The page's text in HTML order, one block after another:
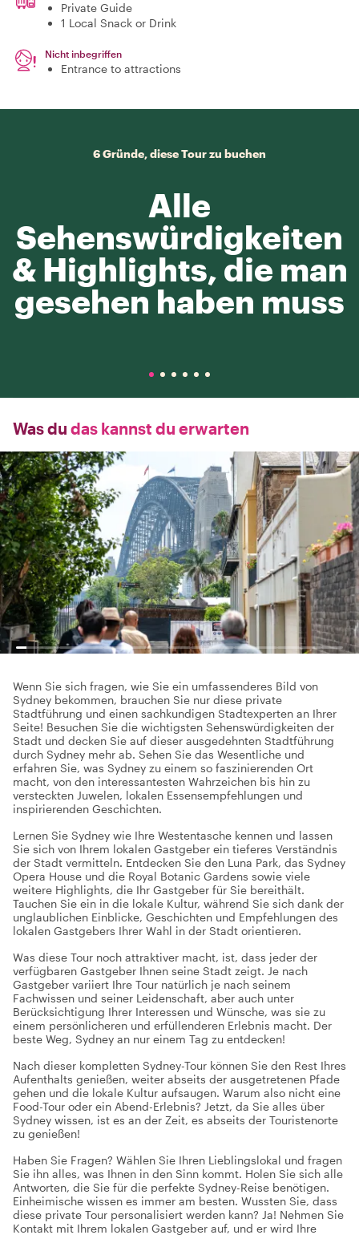
Private Guide
1 Local Snack or Drink
Nicht inbegriffen
Entrance to attractions
6 Gründe, diese Tour zu buchen
Alle
Sehenswürdigkeiten
& Highlights, die man
gesehen haben muss
Was du das kannst du erwarten
Wenn Sie sich fragen, wie Sie ein umfassenderes Bild von
Sydney bekommen, brauchen Sie nur diese private
Stadtführung und einen sachkundigen Stadtexperten an Ihrer
Seite! Besuchen Sie die wichtigsten Sehenswürdigkeiten der
Stadt und decken Sie auf dieser ausgedehnten Stadtführung
durch Sydney mehr ab. Sehen Sie das Wesentliche und
erfahren Sie, was Sydney zu einem so faszinierenden Ort
macht, von den interessantesten Wahrzeichen bis hin zu
versteckten Juwelen, lokalen Essensempfehlungen und
inspirierenden Geschichten.
Lernen Sie Sydney wie Ihre Westentasche kennen und lassen
Sie sich von Ihrem lokalen Gastgeber ein tieferes Verständnis
der Stadt vermitteln. Entdecken Sie den Luna Park, das Sydney
Opera House und die Royal Botanic Gardens sowie viele
weitere Highlights, die Ihr Gastgeber für Sie bereithält.
Tauchen Sie ein in die lokale Kultur, während Sie sich dank der
unglaublichen Einblicke, Geschichten und Empfehlungen des
lokalen Gastgebers Ihrer Wahl in der Stadt orientieren.
Was diese Tour noch attraktiver macht, ist, dass jeder der
verfügbaren Gastgeber Ihnen seine Stadt zeigt. Je nach
Gastgeber variiert Ihre Tour natürlich je nach seinem
Fachwissen und seiner Leidenschaft, aber auch unter
Berücksichtigung Ihrer Interessen und Wünsche, was sie zu
einem persönlicheren und erfüllenderen Erlebnis macht. Der
beste Weg, Sydney an nur einem Tag zu entdecken!
Nach dieser kompletten Sydney-Tour können Sie den Rest Ihres
Aufenthalts genießen, weiter abseits der ausgetretenen Pfade
gehen und die lokale Kultur aufsaugen. Warum also nicht eine
Food-Tour oder ein Abend-Erlebnis? Jetzt, da Sie alles über
Sydney wissen, ist es an der Zeit, es abseits der Touristenorte
zu genießen!
Haben Sie Fragen? Wählen Sie Ihren Lieblingslokal und fragen
Sie ihn alles, was Ihnen in den Sinn kommt. Holen Sie sich alle
Antworten, die Sie für die perfekte Sydney-Reise benötigen.
Einheimische wissen es immer am besten. Wussten Sie, dass
diese private Tour personalisiert werden kann? Ja! Nehmen Sie
Kontakt mit Ihrem lokalen Gastgeber auf, und er wird Ihre